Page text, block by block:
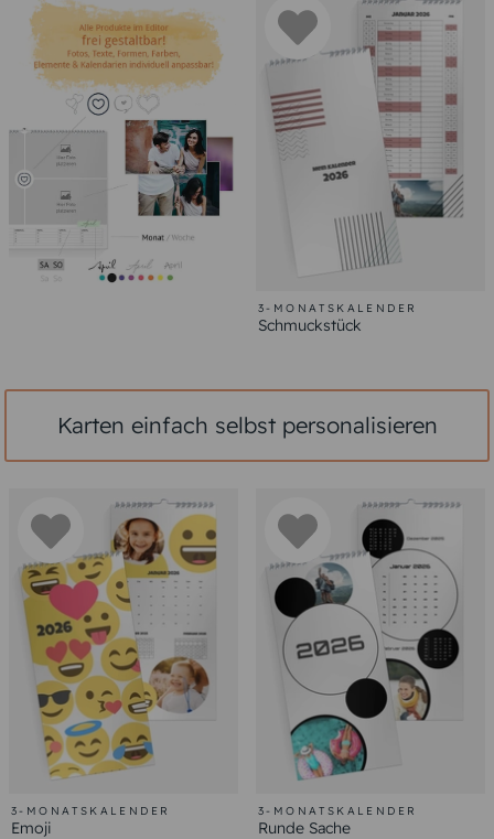
3-MONATSKALENDER
Schmuckstück
Karten einfach selbst personalisieren
3-MONATSKALENDER
Emoji
3-MONATSKALENDER
Runde Sache